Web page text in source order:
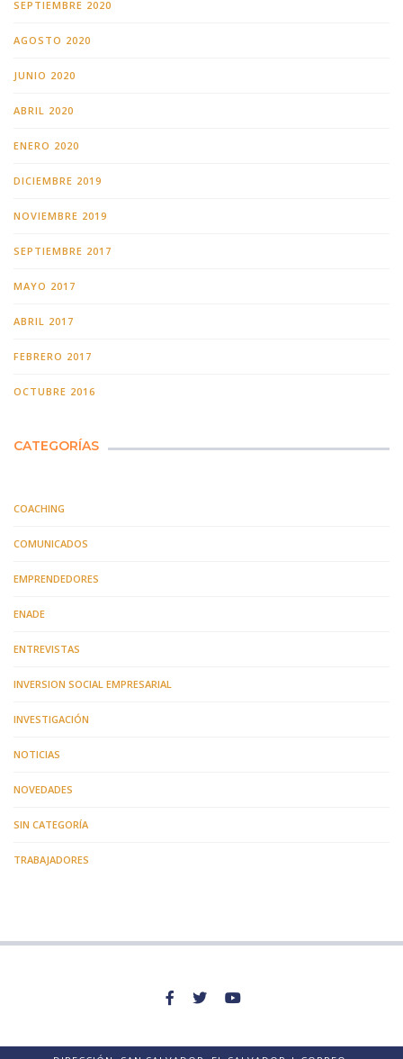
SEPTIEMBRE 2020
AGOSTO 2020
JUNIO 2020
ABRIL 2020
ENERO 2020
DICIEMBRE 2019
NOVIEMBRE 2019
SEPTIEMBRE 2017
MAYO 2017
ABRIL 2017
FEBRERO 2017
OCTUBRE 2016
CATEGORÍAS
COACHING
COMUNICADOS
EMPRENDEDORES
ENADE
ENTREVISTAS
INVERSION SOCIAL EMPRESARIAL
INVESTIGACIÓN
NOTICIAS
NOVEDADES
SIN CATEGORÍA
TRABAJADORES